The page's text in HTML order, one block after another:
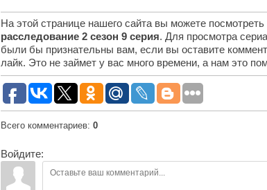
На этой странице нашего сайта вы можете посмотреть
расследование 2 сезон 9 серия. Для просмотра
были бы признательны вам, если вы оставите
лайк. Это не займет у вас много времени, а нам это
Всего комментариев: 0
Войдите: